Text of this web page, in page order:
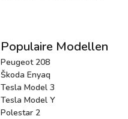
Populaire Modellen
Peugeot 208
Škoda Enyaq
Tesla Model 3
Tesla Model Y
Polestar 2